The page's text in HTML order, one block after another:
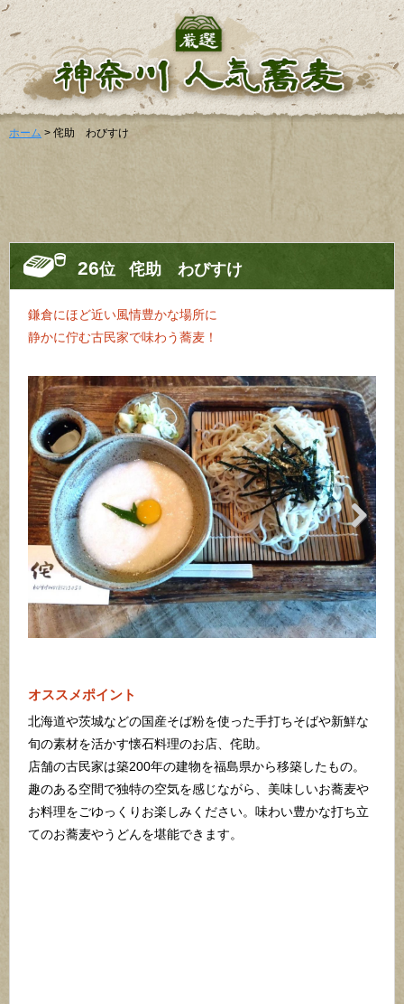
ホーム > 侘助 わびすけ
26位 侘助 わびすけ
鎌倉にほど近い風情豊かな場所に
静かに佇む古民家で味わう蕎麦！
Next
オススメポイント
北海道や茨城などの国産そば粉を使った手打ちそばや新鮮な
旬の素材を活かす懐石料理のお店、侘助。
店舗の古民家は築200年の建物を福島県から移築したもの。
趣のある空間で独特の空気を感じながら、美味しいお蕎麦や
お料理をごゆっくりお楽しみください。味わい豊かな打ち立
てのお蕎麦やうどんを堪能できます。